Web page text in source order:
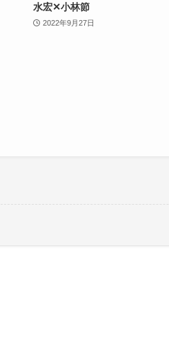
水宏✕小林節
2022年9月27日